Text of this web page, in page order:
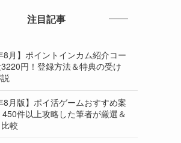
注目記事
8月】ポイントインカム紹介コー
3220円！登録方法＆特典の受け
8月版】ポイ活ゲームおすすめ案
件以上攻略した筆者が厳選＆
較